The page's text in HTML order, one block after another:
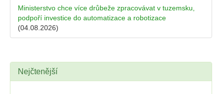
Ministerstvo chce více drůbeže zpracovávat v tuzemsku,
podpoří investice do automatizace a robotizace
(04.08.2026)
Nejčtenější